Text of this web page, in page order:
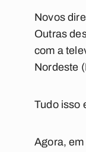
Novos
Outras
com a
Nordeste
Tudo isso
Agora,